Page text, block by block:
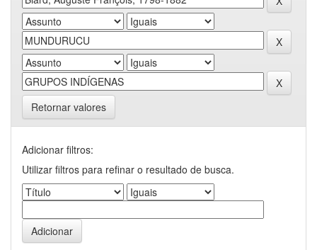
Retornar valores
Adicionar filtros:
Utilizar filtros para refinar o resultado de busca.